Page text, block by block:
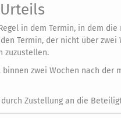
in dem Termin, in dem
Termin, der nicht über zwei
zuzustellen.
zwei Wochen nach der
Zustellung an die